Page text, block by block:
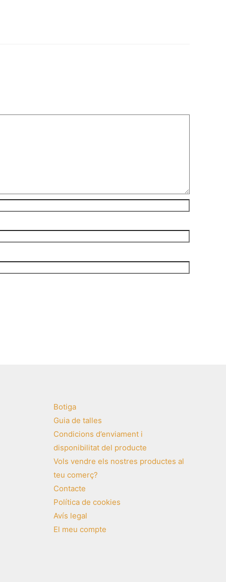
Botiga
Guia de talles
Condicions d’enviament i
disponibilitat del producte
Vols vendre els nostres productes al
teu comerç?
Contacte
Política de cookies
Avís legal
El meu compte